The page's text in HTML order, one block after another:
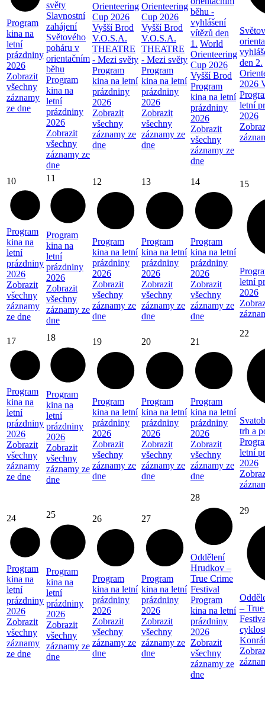
Program
kina na
letní
prázdniny
2026
Zobrazit
všechny
záznamy
ze dne
světy
Slavnostní
zahájení
Světového
poháru v
orientačním
běhu
Program
kina na
letní
prázdniny
2026
Zobrazit
všechny
záznamy ze
dne
Orienteering
Cup 2026
Vyšší Brod
V.O.S.A.
THEATRE
- Mezi světy
Program
kina na letní
prázdniny
2026
Zobrazit
všechny
záznamy ze
dne
Orienteering
Cup 2026
Vyšší Brod
V.O.S.A.
THEATRE
- Mezi světy
Program
kina na letní
prázdniny
2026
Zobrazit
všechny
záznamy ze
dne
běhu -
vyhlášení
vítězů den
1. World
Orienteering
Cup 2026
Vyšší Brod
Program
kina na letní
prázdniny
2026
Zobrazit
všechny
záznamy ze
dne
den 2.
2026
letní
2026
10
Program
kina na
letní
prázdniny
2026
Zobrazit
všechny
záznamy
ze dne
11
Program
kina na
letní
prázdniny
2026
Zobrazit
všechny
záznamy ze
dne
12
Program
kina na letní
prázdniny
2026
Zobrazit
všechny
záznamy ze
dne
13
Program
kina na letní
prázdniny
2026
Zobrazit
všechny
záznamy ze
dne
14
Program
kina na letní
prázdniny
2026
Zobrazit
všechny
záznamy ze
dne
15
letní
2026
17
Program
kina na
letní
prázdniny
2026
Zobrazit
všechny
záznamy
ze dne
18
Program
kina na
letní
prázdniny
2026
Zobrazit
všechny
záznamy ze
dne
19
Program
kina na letní
prázdniny
2026
Zobrazit
všechny
záznamy ze
dne
20
Program
kina na letní
prázdniny
2026
Zobrazit
všechny
záznamy ze
dne
21
Program
kina na letní
prázdniny
2026
Zobrazit
všechny
záznamy ze
dne
22
trh a
letní
2026
24
Program
kina na
letní
prázdniny
2026
Zobrazit
všechny
záznamy
ze dne
25
Program
kina na
letní
prázdniny
2026
Zobrazit
všechny
záznamy ze
dne
26
Program
kina na letní
prázdniny
2026
Zobrazit
všechny
záznamy ze
dne
27
Program
kina na letní
prázdniny
2026
Zobrazit
všechny
záznamy ze
dne
28
Oddělení
Hrudkov –
True Crime
Festival
Program
kina na letní
prázdniny
2026
Zobrazit
všechny
záznamy ze
dne
29
–